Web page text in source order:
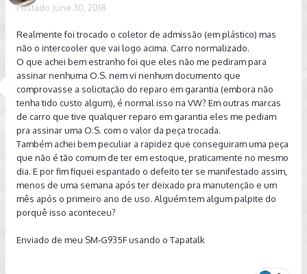
Postado June 30, 2018
Realmente foi trocado o coletor de admissão (em plástico) mas
não o intercooler que vai logo acima. Carro normalizado.
O que achei bem estranho foi que eles não me pediram para
assinar nenhuma O.S. nem vi nenhum documento que
comprovasse a solicitação do reparo em garantia (embora não
tenha tido custo algum), é normal isso na VW? Em outras marcas
de carro que tive qualquer reparo em garantia eles me pediam
pra assinar uma O.S. com o valor da peça trocada.
Também achei bem peculiar a rapidez que conseguiram uma peça
que não é tão comum de ter em estoque, praticamente no mesmo
dia. E por fim fiquei espantado o defeito ter se manifestado assim,
menos de uma semana após ter deixado pra manutenção e um
mês após o primeiro ano de uso. Alguém tem algum palpite do
porquê isso aconteceu?
Enviado de meu SM-G935F usando o Tapatalk